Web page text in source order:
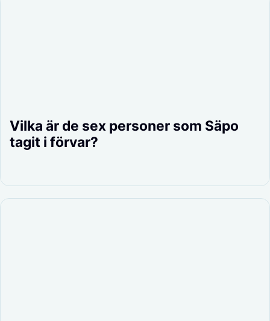
Vilka är de sex personer som Säpo
tagit i förvar?